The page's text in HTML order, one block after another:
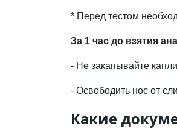
* Перед тестом
За 1 час до взятия
- Не закапывайте
- Освободить нос от
Какие